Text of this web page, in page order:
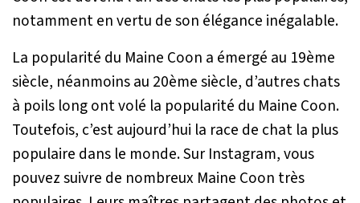
notamment en vertu de son élégance inégalable.
La popularité du Maine Coon a émergé au 19ème
siècle, néanmoins au 20ème siècle, d’autres chats
à poils long ont volé la popularité du Maine Coon.
Toutefois, c’est aujourd’hui la race de chat la plus
populaire dans le monde. Sur Instagram, vous
pouvez suivre de nombreux Maine Coon très